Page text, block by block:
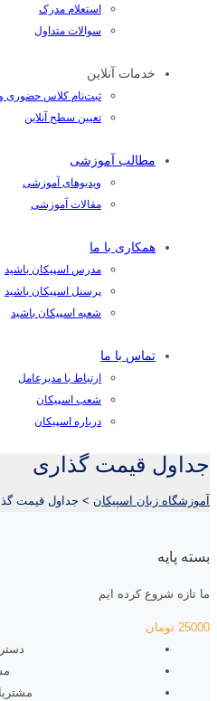
استعلام مدرک
سوالات متداول
خدمات آنلاین
ثبت‌نام کلاس حضوری و
تعیین سطح آنلاین
مطالب آموزشی
ویدیوهای آموزشی
مقالات آموزشی
همکاری با ما
مدرس اسپیکان باشید
پرسنل اسپیکان باشید
شعبه اسپیکان باشید
تماس با ما
ارتباط با مدیرعامل
شعب اسپیکان
درباره اسپیکان
جداول قیمت گذاری
آموزشگاه زبان اسپیکان > جداول قیمت
بسته پایه
ما تازه شروع کرده ایم
25000 تومان